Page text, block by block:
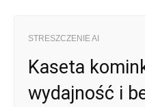
STRESZCZENIE AI
Kaseta
wydajność i